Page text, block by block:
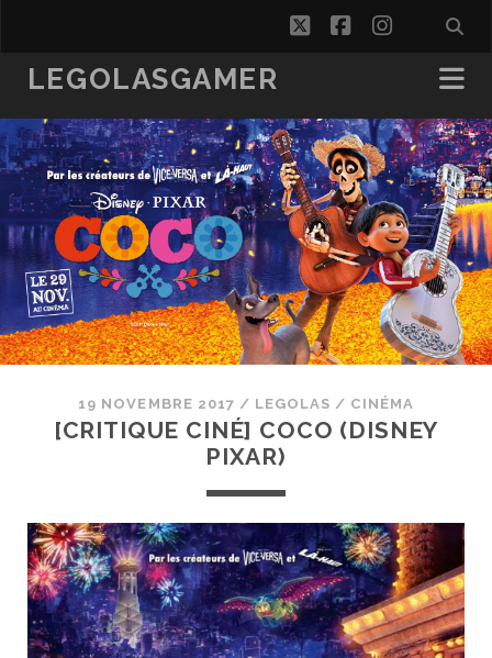
twitterfacebook
LEGOLASGAMER
19 NOVEMBRE 2017 / LEGOLAS / CINÉMA
[CRITIQUE CINÉ] COCO (DISNEY
PIXAR)